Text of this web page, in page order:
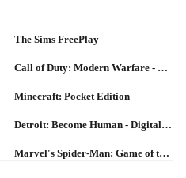
The Sims FreePlay
Call of Duty: Modern Warfare - Operator Enhanced Edition
Minecraft: Pocket Edition
Detroit: Become Human - Digital Deluxe Edition
Marvel's Spider-Man: Game of the Year Edition